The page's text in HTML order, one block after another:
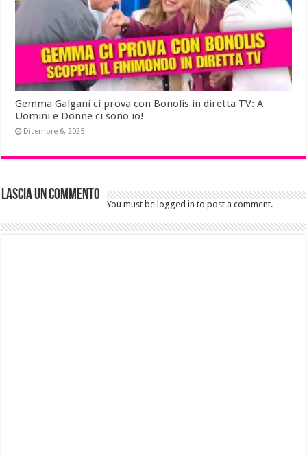
Gemma Galgani ci prova con Bonolis in diretta TV: A
Uomini e Donne ci sono io!
Dicembre 6, 2025
Lascia un commento
You must be logged in to post a comment.